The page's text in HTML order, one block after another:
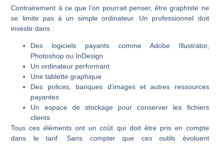
Contrairement à ce que l’on pourrait penser, être graphiste ne
se limite pas à un simple ordinateur. Un professionnel doit
investir dans :
Des logiciels payants comme Adobe Illustrator,
Photoshop ou InDesign
Un ordinateur performant
Une tablette graphique
Des polices, banques d’images et autres ressources
payantes
Un espace de stockage pour conserver les fichiers
clients
Tous ces éléments ont un coût qui doit être pris en compte
dans le tarif. Sans compter que ces outils évoluent